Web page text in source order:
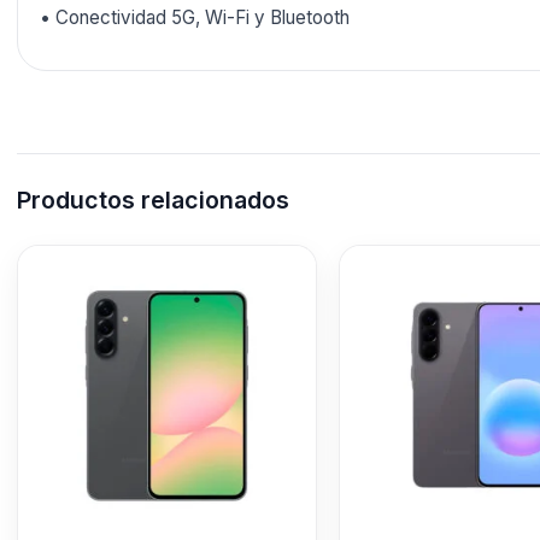
• Conectividad 5G, Wi-Fi y Bluetooth
Productos relacionados